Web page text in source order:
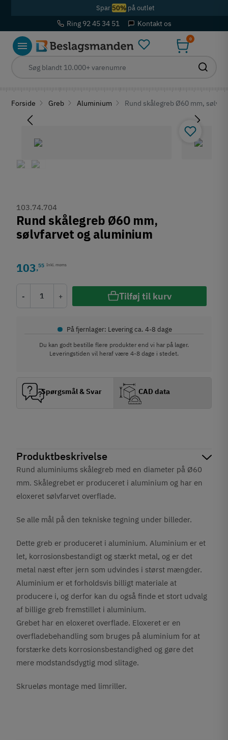
Spar 50%på outlet
Ring 92 45 34 51 Kontakt os
0
Forside Greb Aluminium Rund skålegreb Ø60 mm,
Produktbeskrivelse
Rund aluminiums skålegreb med en diameter på Ø60
mm. Skålegrebet er produceret i aluminium og har en
eloxeret sølvfarvet overflade.
Se alle mål på den tekniske tegning under billeder.
Dette greb er produceret i aluminium. Aluminium er et
let, korrosionsbestandigt og stærkt metal, og er det
metal næst efter jern som udvindes i størst mængder.
Aluminium er et forholdsvis billigt materiale at
producere i, og derfor kan du også finde et stort udvalg
af billige greb fremstillet i aluminium.
Grebet har en eloxeret overflade. Eloxeret er en
overfladebehandling som bruges på aluminium for at
forstærke dets korrosionsbestandighed og gøre det
mere modstandsdygtig mod slitage.
Skrueløs montage med limriller.
103.74.704
Rund skålegreb Ø60 mm,
sølvfarvet og aluminium
103,55 Inkl. moms
- + Tilføj til kurv
• På fjernlager: Levering ca. 4-8 dage
Du kan godt bestille flere produkter end vi har på lager.
Leveringstiden vil heraf være 4-8 dage i stedet.
Spørgsmål & Svar CAD data